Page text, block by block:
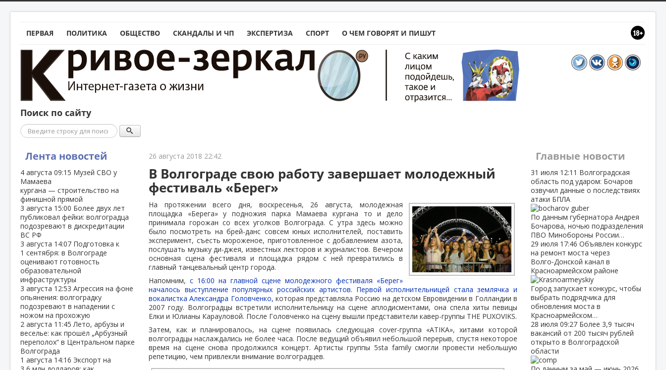
ПЕРВАЯ ПОЛИТИКА ОБЩЕСТВО СКАНДАЛЫ И ЧП ЭКСПЕРТИЗА СПОРТ О ЧЕМ ГОВОРЯТ И ПИШУТ
Поиск по сайту
Поиск
Лента новостей
4 августа 09:15 Музей СВО у
Мамаева
кургана — строительство на
финишной прямой
3 августа 15:00 Более двух лет
публиковал фейки: волгоградца
подозревают в дискредитации
ВС РФ
3 августа 14:07 Подготовка к
1 сентября: в Волгограде
оценивают готовность
образовательной
инфраструктуры
3 августа 12:53 Агрессия на фоне
опьянения: волгоградку
подозревают в нападении с
ножом на прохожую
2 августа 11:45Лето, арбузы и
веселье: как прошёл „Арбузный
переполох“ в Центральном парке
Волгограда
1 августа 14:16 Экспорт на
26 августа 2018 22:42
В Волгограде свою работу завершает молодежный
фестиваль «Берег»
На протяжении всего дня, воскресенья, 26 августа, молодежная
площадка «Берега» у подножия парка Мамаева кургана то и дело
принимала горожан со всех уголков Волгограда. С утра здесь можно
было посмотреть на брей-данс совсем юных исполнителей, поставить
эксперимент, съесть мороженое, приготовленное с добавлением азота,
послушать музыку ди-джея, известных лекторов и журналистов. Вечером
основная сцена фестиваля и площадка рядом с ней превратились в
главный танцевальный центр города.
Напомним,с 16:00 на главной сцене молодежного фестиваля «Берег»
началось выступление популярных российских артистов. Первой исполнительницей стала землячка и
вокалистка Александра Головченко, которая представляла Россию на детском Евровидении в Голландии в
2007 году. Волгоградцы встретили исполнительницу на сцене аплодисментами, она спела хиты певицы
Елки и Юлианы Карауловой. После Головченко на сцену вышли представители кавер-группы THE PUXOVIKS.
Затем, как и планировалось, на сцене появилась следующая cover-группа «ATIKA», хитами которой
волгоградцы наслаждались не более часа. После ведущий объявил небольшой перерыв, спустя некоторое
время на сцене снова продолжился концерт. Артисты группы 5sta family смогли провести небольшую
репетицию, чем привлекли внимание волгоградцев.
Главные новости
31 июля 12:11 Волгоградская
область под ударом: Бочаров
озвучил данные о последствиях
атаки БПЛА
По данным губернатора Андрея
Бочарова, ночью подразделения
ПВО Минобороны России…
29 июля 17:46 Объявлен конкурс
на ремонт моста через
Волго‑Донской канал в
Красноармейском районе
Город запускает конкурс, чтобы
выбрать подрядчика для
обновления моста в
Красноармейском…
28 июля 09:27 Более 3,9 тысяч
вакансий от 200 тысяч рублей
открыто в Волгоградской
области